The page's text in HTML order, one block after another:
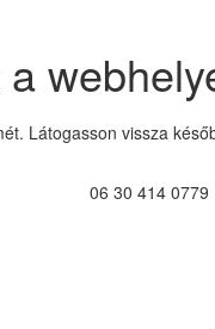
Látogasson vissza
06 30 414 0779